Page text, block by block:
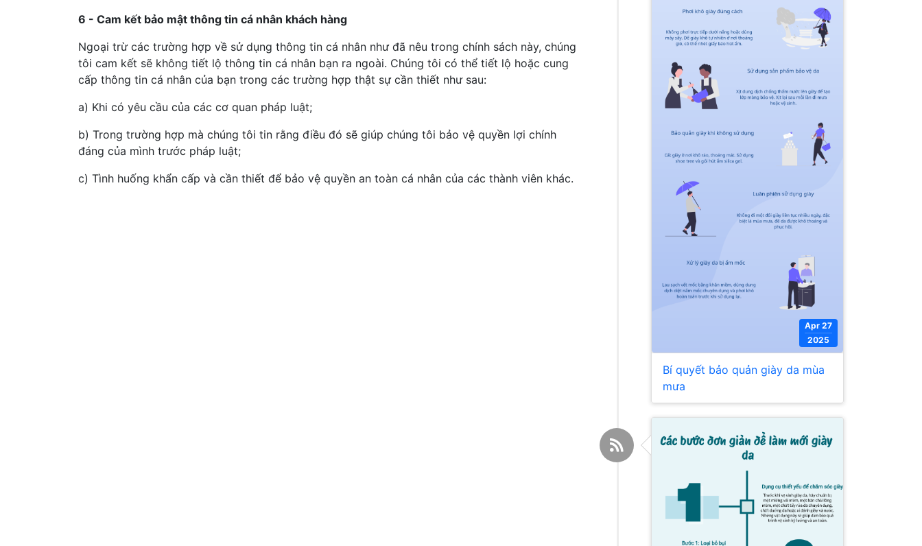
6 - Cam kết bảo mật thông tin cá nhân khách hàng
Ngoại trừ các trường hợp về sử dụng thông tin cá nhân như đã nêu trong chính sách này, chúng
tôi cam kết sẽ không tiết lộ thông tin cá nhân bạn ra ngoài. Chúng tôi có thể tiết lộ hoặc cung
cấp thông tin cá nhân của bạn trong các trường hợp thật sự cần thiết như sau:
a) Khi có yêu cầu của các cơ quan pháp luật;
b) Trong trường hợp mà chúng tôi tin rằng điều đó sẽ giúp chúng tôi bảo vệ quyền lợi chính
đáng của mình trước pháp luật;
c) Tình huống khẩn cấp và cần thiết để bảo vệ quyền an toàn cá nhân của các thành viên khác.
Apr 27
2025
Bí quyết bảo quản giày da mùa
mưa